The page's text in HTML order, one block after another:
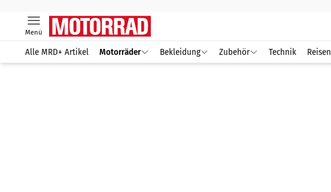
Menü
Alle MRD+ Artikel Motorräder Bekleidung Zubehör Technik Reisen